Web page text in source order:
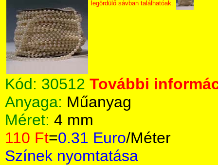
legördülő sávban találhatóak.
Kód: 30512 További
Anyaga: Műanyag
Méret: 4 mm
110 Ft=0.31 Euro/Méter
Színek nyomtatása